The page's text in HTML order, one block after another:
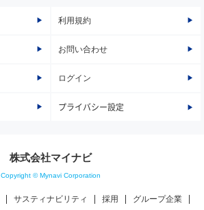
利用規約
お問い合わせ
ログイン
プライバシー設定
株式会社マイナビ
Copyright © Mynavi Corporation
サスティナビリティ 採用 グループ企業